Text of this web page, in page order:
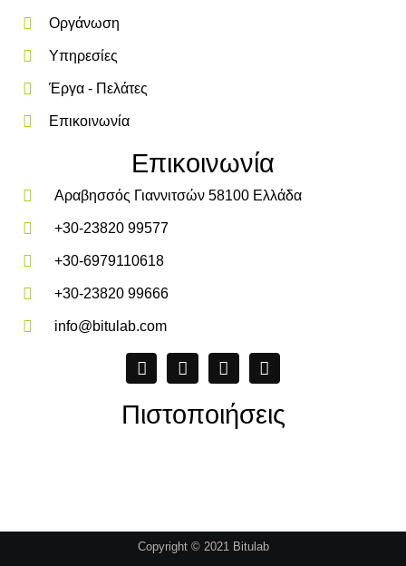
Οργάνωση
Υπηρεσίες
Έργα - Πελάτες
Επικοινωνία
Επικοινωνία
Αραβησσός Γιαννιτσών 58100 Ελλάδα
+30-23820 99577
+30-6979110618
+30-23820 99666
info@bitulab.com
Πιστοποιήσεις
Copyright © 2021 Bitulab